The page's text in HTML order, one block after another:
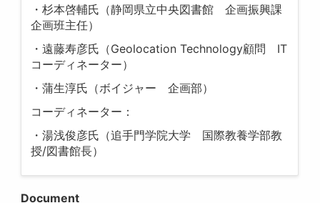
・杉本啓輔氏（静岡県立中央図書館 企画振興課
企画班主任）
・遠藤寿彦氏（Geolocation Technology顧問 IT
コーディネーター）
・蒲生淳氏（ボイジャー 企画部）
コーディネーター：
・湯浅俊彦氏（追手門学院大学 国際教養学部教
授/図書館長）
Document